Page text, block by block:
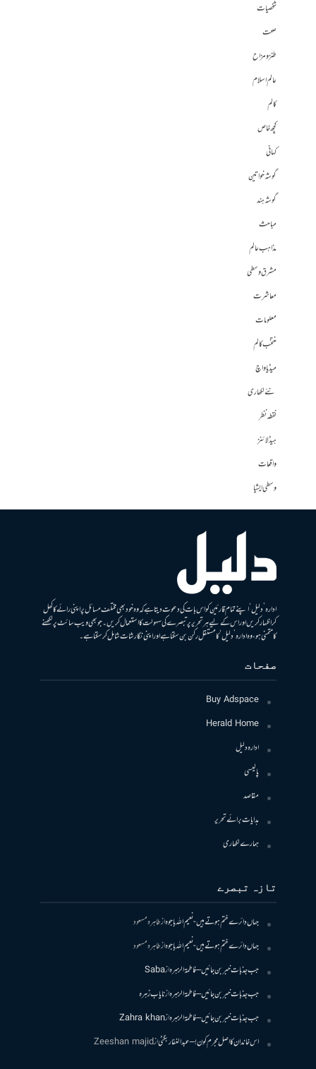
شخصیات
صحت
طنز و مزاح
عالم اسلام
کالم
کچھ خاص
کہانی
گوشہ خواتین
گوشہ ہند
مباحث
مذاہب عالم
مشرق وسطی
معاشرت
معلومات
منتخب کالم
میڈیا واچ
نئے لکھاری
نقطہ نظر
ہیڈلائنز
واقعات
وسطی ایشیا
ادارہ ’دلیل‘ اپنے تمام قارئین کو اس بات کی دعوت دیتا ہے کہ وہ خود بھی مختلف مسائل پر اپنی رائے کا کھل
کر اظہار کریں اور اس کے لیے ہر تحریر پر تبصرے کی سہولت کا استعمال کریں۔ جو بھی ویب سائٹ پر لکھنے
کا متمنی ہو، وہ ادارہ ’دلیل‘ کا مستقل رکن بن سکتا ہے اور اپنی نگارشات شامل کرسکتا ہے۔
صفحات
Buy Adspace
Herald Home
ادارہ دلیل
پالیسی
مقاصد
ہدایات برائے تحریر
ہمارے لکھاری
تازہ تبصرے
جہاں دائرے ختم ہوتے ہیں- نعیم اللہ باجوہازطاہرہ مسعود
جہاں دائرے ختم ہوتے ہیں- نعیم اللہ باجوہازطاہرہ مسعود
جب جذبات خبر بن جائیں – فاطمۃالزہرہازSaba
جب جذبات خبر بن جائیں – فاطمۃالزہرہازنایاب زہرہ
جب جذبات خبر بن جائیں – فاطمۃالزہرہازZahra khan
اس خاندان کا اصل مجرم کون! – عبدالغفار بگٹیازZeeshan majid